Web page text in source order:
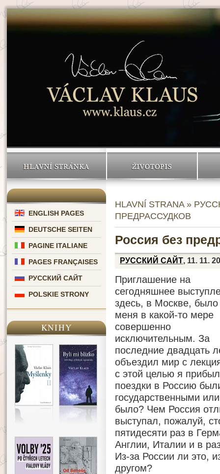
HLAVNÍ STRÁNKA ŽIVOTOPIS
ENGLISH PAGES
DEUTSCHE SEITEN
PAGINE ITALIANE
PAGES FRANÇAISES
РУССКИЙ САЙТ
POLSKIE STRONY
KNIHY
HLAVNÍ STRANA»
ПРЕДРАССУДКОВ
Россия без
РУССКИЙ САЙТ, 11. 11.
Приглашение на
сегодняшнее
здесь, в Москве,
меня в какой-то мере
совершенно
исключительным. За
последние двадцать
объездил мир с
с этой целью я
поездки в Россию
государственными
было? Чем Россия
выступал, пожалуй,
пятидесяти раз в
Англии, Италии и в
Из-за России ли это,
другом?